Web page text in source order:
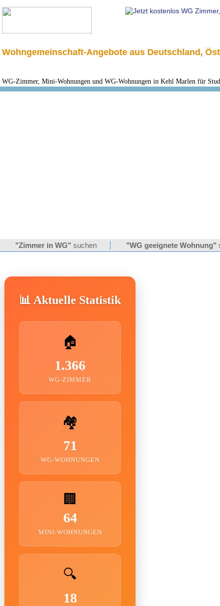
Wohngemeinschaft-Angebote aus Deutschland,
WG-Zimmer, Mini-Wohnungen und WG-Wohnungen in Kehl Marlen für
"Zimmer in WG" suchen "WG geeignete Wohnung"
📊 Aktuelle Statistik
🏠
1.366
WG-ZIMMER
🏘️
71
WG-WOHNUNGEN
🏢
64
MINI-WOHNUNGEN
🔍
18